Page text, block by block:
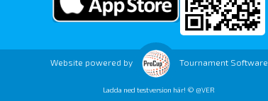
Website powered by Tournament Software
Ladda ned testversion här! © @VER